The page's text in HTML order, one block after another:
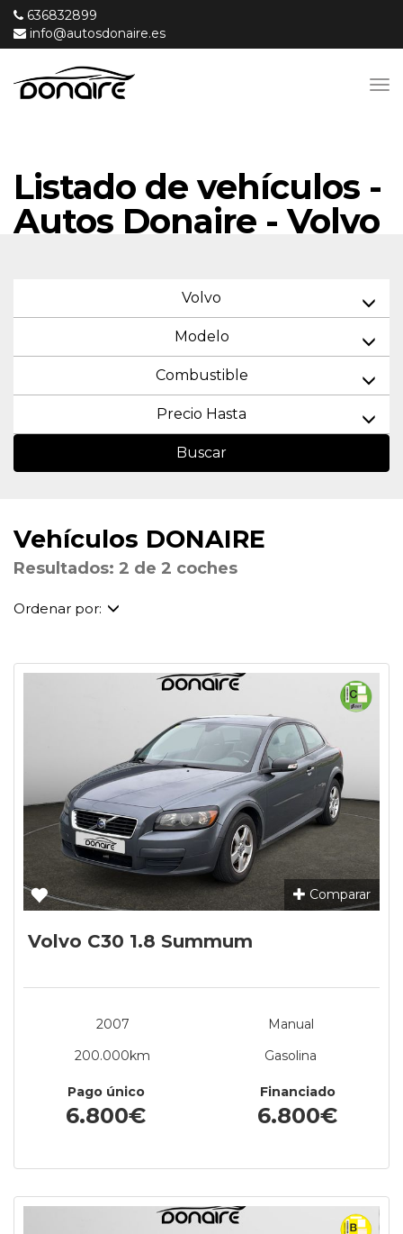
636832899
info@autosdonaire.es
Listado de vehículos -
Autos Donaire - Volvo
Volvo
Modelo
Combustible
Precio Hasta
Buscar
Vehículos DONAIRE
Resultados: 2 de 2 coches
Ordenar por:
Comparar
Volvo C30 1.8 Summum
2007
200.000km
Manual
Gasolina
Pago único
6.800€
Financiado
6.800€